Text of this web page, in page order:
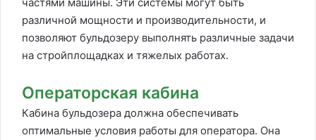
различной мощности и производительности, и
позволяют бульдозеру выполнять различные задачи
на стройплощадках и тяжелых работах.
Операторская кабина
Кабина бульдозера должна обеспечивать
оптимальные условия работы для оператора. Она